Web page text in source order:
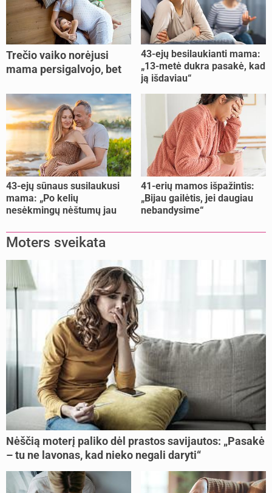
Trečio vaiko norėjusi
mama persigalvojo, bet
šoke“
43-ejų besilaukianti mama:
„13-metė dukra pasakė, kad
ją išdaviau“
43-ejų sūnaus susilaukusi
mama: „Po kelių
nesėkmingų nėštumų jau
41-erių mamos išpažintis:
„Bijau gailėtis, jei daugiau
nebandysime“
Moters sveikata
Nėščią moterį paliko dėl prastos savijautos: „Pasakė
– tu ne lavonas, kad nieko negali daryti“